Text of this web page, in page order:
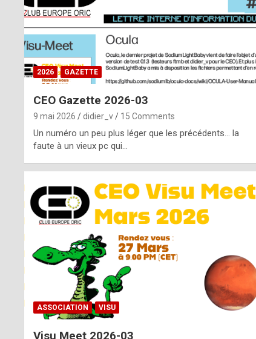
2026 GAZETTE
CEO Gazette 2026-03
9 mai 2026 didier_v 15 Comments
Un numéro un peu plus léger que les précédents… la
faute à un vieux pc qui…
ASSOCIATION VISU
Visu Meet 2026-03